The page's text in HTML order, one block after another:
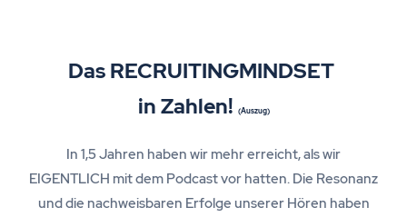
Das RECRUITINGMINDSET
in Zahlen! (Auszug)
In 1,5 Jahren haben wir mehr erreicht, als wir
EIGENTLICH mit dem Podcast vor hatten. Die Resonanz
und die nachweisbaren Erfolge unserer Hören haben